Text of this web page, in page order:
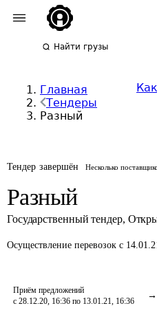
Найти грузы
Главная
Тендеры
Разный
Тендер завершён Несколько
Разный
Государственный тендер,
Осуществление перевозок с
Приём предложений
с 28.12.20, 16:36 по 13.01.21, 16:36